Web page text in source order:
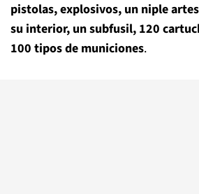
pistolas, explosivos, un niple
su interior, un subfusil, 120
100 tipos de municiones.